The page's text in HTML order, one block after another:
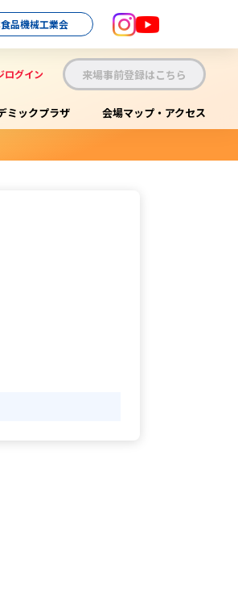
品機械工業会
ログイン 来場事前登録はこちら
ミックプラザ
会場マップ・アクセス